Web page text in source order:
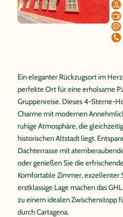
Ein eleganter Rückzugsort im
perfekte Ort für eine erholsame
Gruppenreise. Dieses 4-Sterne-
Charme mit modernen
ruhige Atmosphäre, die
historischen Altstadt liegt.
Dachterrasse mit
oder genießen Sie die
Komfortable Zimmer, exzellenter
erstklassige Lage machen das
zu einem idealen Zwischenstopp
durch Cartagena.